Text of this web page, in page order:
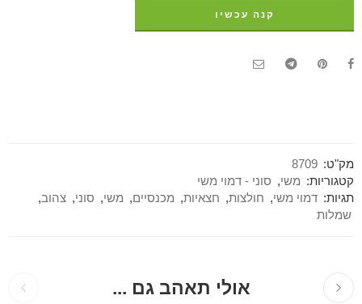
קנה עכשיו
מק"ט: 8709
קטגוריות: משי, סוני - דמוי משי
תגיות: דמוי משי, חולצות, חצאיות, מכנסיים, משי, סוני, צהוב,
שמלות
אולי תאהב גם ...